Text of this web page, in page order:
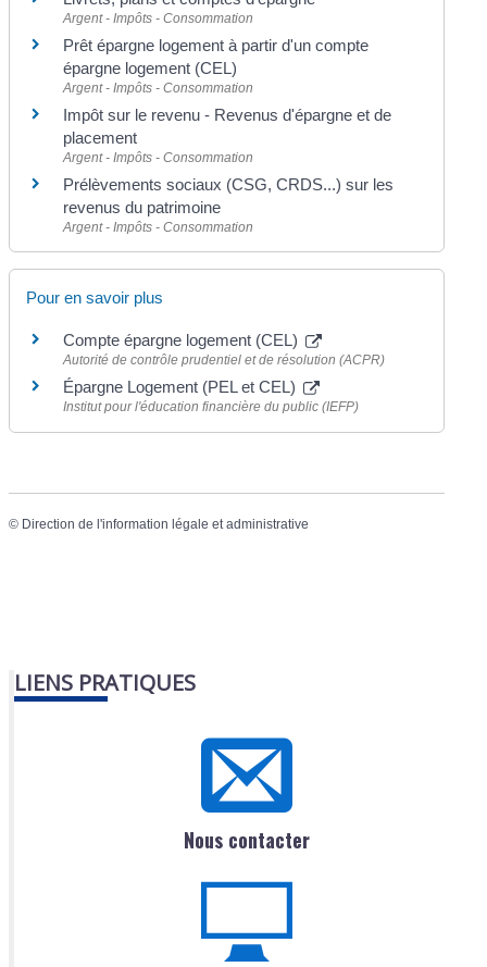
Argent - Impôts - Consommation
Prêt épargne logement à partir d'un compte
épargne logement (CEL)
Argent - Impôts - Consommation
Impôt sur le revenu - Revenus d'épargne et de
placement
Argent - Impôts - Consommation
Prélèvements sociaux (CSG, CRDS...) sur les
revenus du patrimoine
Argent - Impôts - Consommation
Pour en savoir plus
Compte épargne logement (CEL)
Autorité de contrôle prudentiel et de résolution (ACPR)
Épargne Logement (PEL et CEL)
Institut pour l'éducation financière du public (IEFP)
© Direction de l'information légale et administrative
LIENS PRATIQUES
Nous contacter